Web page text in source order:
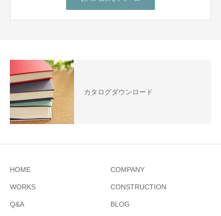
カタログダウンロード
HOME COMPANY
WORKS CONSTRUCTION
Q&A BLOG